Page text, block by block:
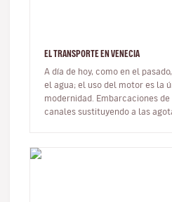
EL TRANSPORTE EN VENECIA
A día de hoy, como en el
el agua; el uso del motor es la
modernidad. Embarcaciones
canales sustituyendo a las